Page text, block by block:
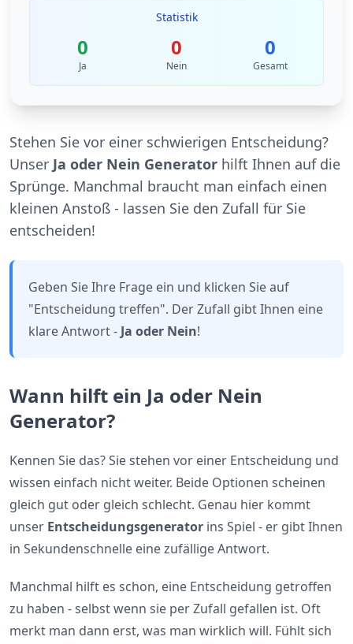
Statistik
0
Ja
0
Nein
0
Gesamt
Stehen Sie vor einer schwierigen Entscheidung?
Unser Ja oder Nein Generator hilft Ihnen auf die
Sprünge. Manchmal braucht man einfach einen
kleinen Anstoß - lassen Sie den Zufall für Sie
entscheiden!
Geben Sie Ihre Frage ein und klicken Sie auf
"Entscheidung treffen". Der Zufall gibt Ihnen eine
klare Antwort - Ja oder Nein!
Wann hilft ein Ja oder Nein
Generator?
Kennen Sie das? Sie stehen vor einer Entscheidung und
wissen einfach nicht weiter. Beide Optionen scheinen
gleich gut oder gleich schlecht. Genau hier kommt
unser Entscheidungsgenerator ins Spiel - er gibt Ihnen
in Sekundenschnelle eine zufällige Antwort.
Manchmal hilft es schon, eine Entscheidung getroffen
zu haben - selbst wenn sie per Zufall gefallen ist. Oft
merkt man dann erst, was man wirklich will. Fühlt sich